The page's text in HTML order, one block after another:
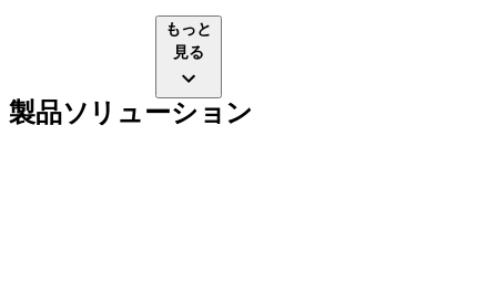
もっと
見る
製品ソリューション